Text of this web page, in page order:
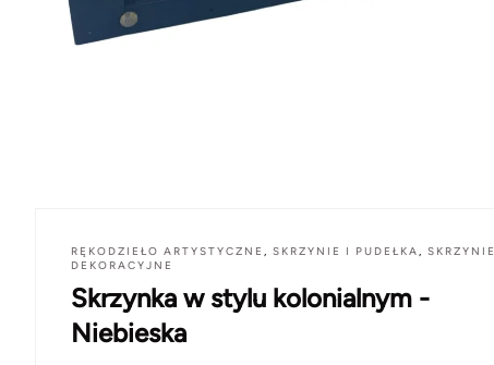
RĘKODZIEŁO ARTYSTYCZNE , SKRZYNIE I PUDEŁKA, SKRZYNIE
DEKORACYJNE
Skrzynka w stylu kolonialnym -
Niebieska